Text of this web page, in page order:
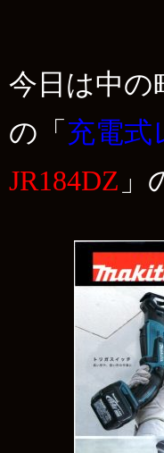
今日は中の
の「 充電式
JR184DZ 」